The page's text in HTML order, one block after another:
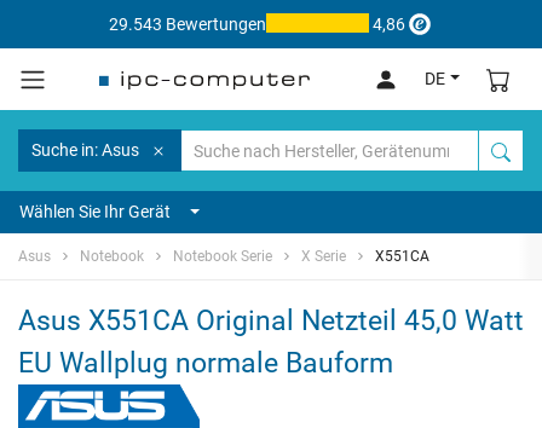
29.543 Bewertungen 4,86
DE
Suche in: Asus
Wählen Sie Ihr Gerät
Asus Notebook Notebook Serie X Serie X551CA
Asus X551CA Original Netzteil 45,0 Watt
EU Wallplug normale Bauform